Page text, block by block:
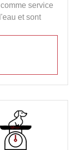
service
et sont